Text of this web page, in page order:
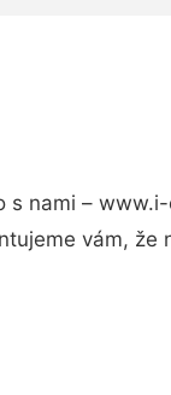
s nami –
vám, že